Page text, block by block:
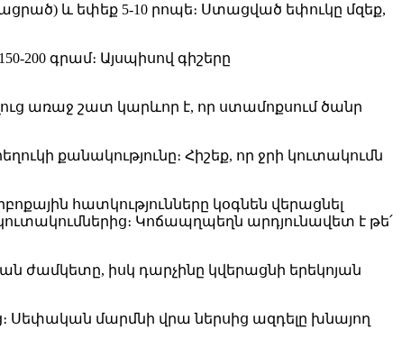
և եփեք 5-10 րոպե։ Ստացված եփուկը մզեք,
200 գրամ։ Այսպիսով գիշերը
առաջ շատ կարևոր է, որ ստամոքսում ծանր
քանակությունը։ Հիշեք, որ ջրի կուտակումն
հատկությունները կօգնեն վերացնել
Կոճապղպեղն արդյունավետ է թե՛
ժամկետը, իսկ դարչինը կվերացնի երեկոյան
Սեփական մարմնի վրա ներսից ազդելը խնայող